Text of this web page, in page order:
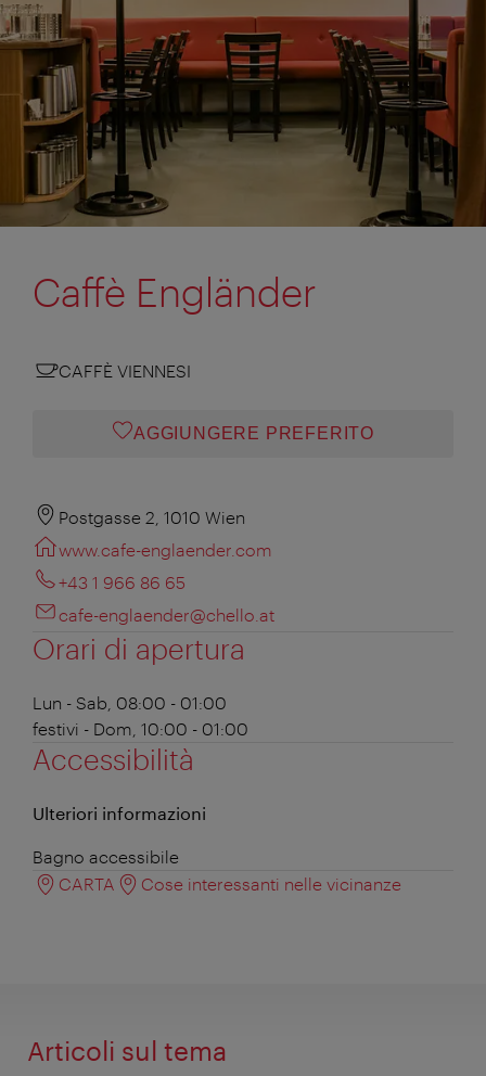
Caffè Engländer
CAFFÈ VIENNESI
AGGIUNGERE PREFERITO
Postgasse 2, 1010 Wien
www.cafe-englaender.com
+43 1 966 86 65
cafe-englaender@chello.at
Orari di apertura
Lun - Sab, 08:00 - 01:00
festivi - Dom, 10:00 - 01:00
Accessibilità
Ulteriori informazioni
Bagno accessibile
CARTA
Cose interessanti nelle vicinanze
Articoli sul tema